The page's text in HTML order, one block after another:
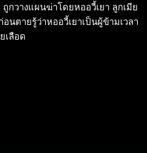
กวางแผนฆ่าโดยหออวี้เยา ลูกเมีย
นตายรู้ว่าหออวี้เยาเป็นผู้ข้ามเวลา
เลือด